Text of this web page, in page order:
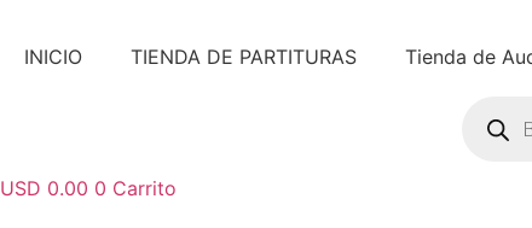
contenido
INICIO TIENDA DE PARTITURAS Tienda de
USD 0.00 0 Carrito